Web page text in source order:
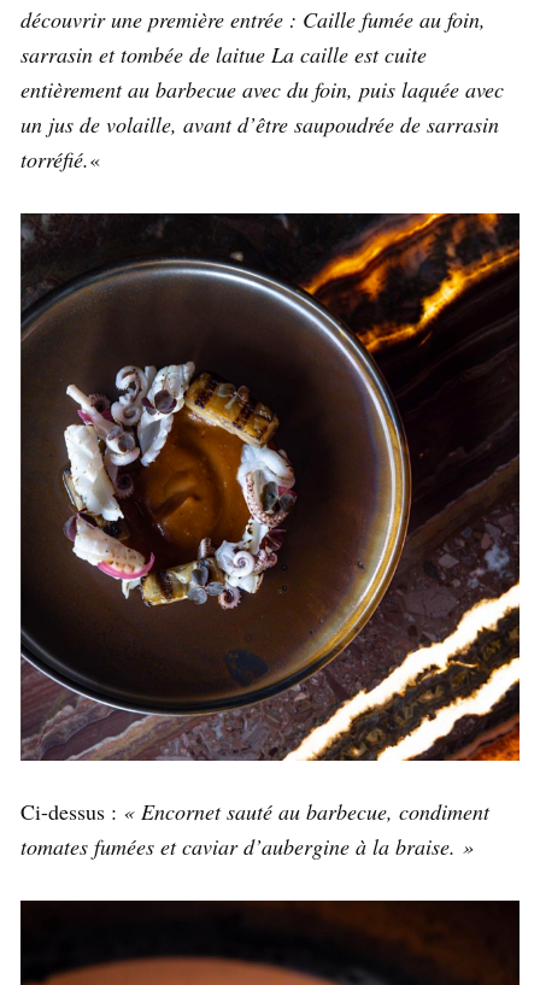
découvrir une première entrée : Caille fumée au foin,
sarrasin et tombée de laitue La caille est cuite
entièrement au barbecue avec du foin, puis laquée avec
un jus de volaille, avant d’être saupoudrée de sarrasin
torréfié.«
Ci-dessus : « Encornet sauté au barbecue, condiment
tomates fumées et caviar d’aubergine à la braise. »